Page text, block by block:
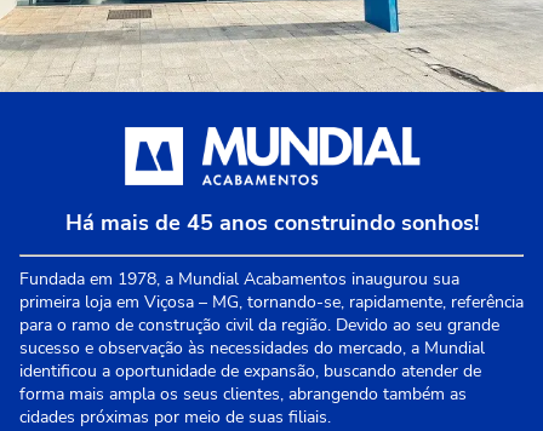
Há mais de 45 anos construindo sonhos!
Fundada em 1978, a Mundial Acabamentos inaugurou sua
primeira loja em Viçosa – MG, tornando-se, rapidamente, referência
para o ramo de construção civil da região. Devido ao seu grande
sucesso e observação às necessidades do mercado, a Mundial
identificou a oportunidade de expansão, buscando atender de
forma mais ampla os seus clientes, abrangendo também as
cidades próximas por meio de suas filiais.